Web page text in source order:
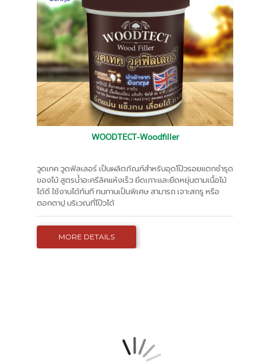
WOODTECT-Woodfiller
วูดเทค วูดฟิลเลอร์ เป็นผลิตภัณฑ์สำหรับอุดโป๊วรอยแตกชำรุด
ของไม้ สูตรน้ำอะครีลิคแห้งเร็ว ยึดเกาะและยืดหยุ่นตามเนื้อไม้
ได้ดี ใช้งานได้ทันที ทนทานเป็นพิเศษ สามารถ เจาะสกรู หรือ
ตอกตาปู บริเวณที่โป๊วได้
MORE DETAILS